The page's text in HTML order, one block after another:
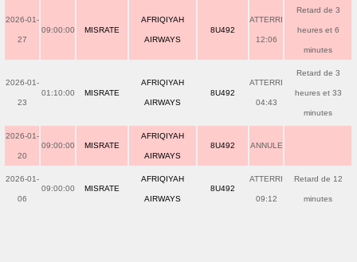
2026-01-
27
09:00:00 MISRATE
AFRIQIYAH
AIRWAYS
8U492
ATTERRI
12:06
Retard de 3
heures et 6
minutes
2026-01-
23
01:10:00 MISRATE
AFRIQIYAH
AIRWAYS
8U492
ATTERRI
04:43
Retard de 3
heures et 33
minutes
2026-01-
20
09:00:00 MISRATE
AFRIQIYAH
AIRWAYS
8U492 ANNULE
2026-01-
06
09:00:00 MISRATE
AFRIQIYAH
AIRWAYS
8U492
ATTERRI
09:12
Retard de 12
minutes